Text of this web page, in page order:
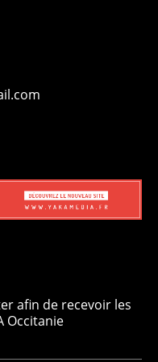
afin de recevoir les
Occitanie